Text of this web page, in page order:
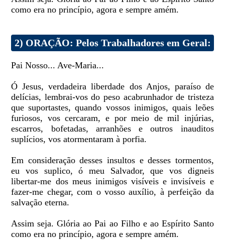
como era no princípio, agora e sempre amém.
2) ORAÇÃO: Pelos Trabalhadores em Geral:
Pai Nosso... Ave-Maria...
Ó Jesus, verdadeira liberdade dos Anjos, paraíso de
delícias, lembrai-vos do peso acabrunhador de tristeza
que suportastes, quando vossos inimigos, quais leões
furiosos, vos cercaram, e por meio de mil injúrias,
escarros, bofetadas, arranhões e outros inauditos
suplícios, vos atormentaram à porfia.
Em consideração desses insultos e desses tormentos,
eu vos suplico, ó meu Salvador, que vos digneis
libertar-me dos meus inimigos visíveis e invisíveis e
fazer-me chegar, com o vosso auxílio, à perfeição da
salvação eterna.
Assim seja. Glória ao Pai ao Filho e ao Espírito Santo
como era no princípio, agora e sempre amém.